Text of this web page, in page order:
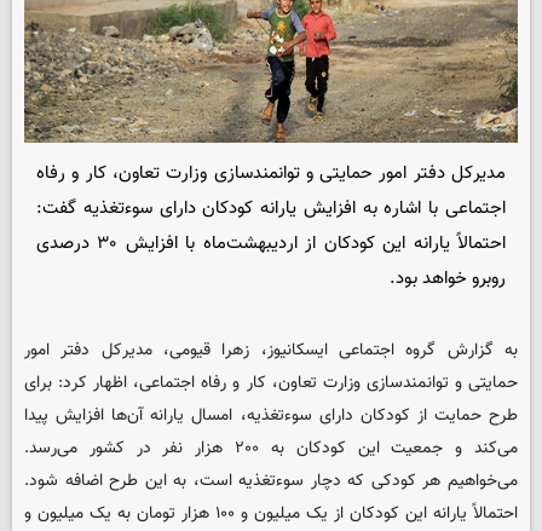
مدیرکل دفتر امور حمایتی و توانمندسازی وزارت تعاون، کار و رفاه
اجتماعی با اشاره به افزایش یارانه کودکان دارای سوءتغذیه گفت:
احتمالاً یارانه این کودکان از اردیبهشت‌ماه با افزایش ۳۰ درصدی
روبرو خواهد بود.
به گزارش گروه اجتماعیایسکانیوز، زهرا قیومی، مدیرکل دفتر امور
حمایتی و توانمندسازی وزارت تعاون، کار و رفاه اجتماعی، اظهار کرد: برای
طرح حمایت از کودکان دارای سوءتغذیه، امسال یارانه آن‌ها افزایش پیدا
می‌کند و جمعیت این کودکان به ۲۰۰ هزار نفر در کشور می‌رسد.
می‌خواهیم هر کودکی که دچار سوءتغذیه است، به این طرح اضافه شود.
احتمالاً یارانه این کودکان از یک میلیون و ۱۰۰ هزار تومان به یک میلیون و